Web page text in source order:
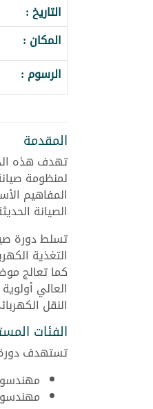
التاريخ :
المكان :
الرسوم :
المقدمة
تهدف هذه
لمنظومة
المفاهيم
الصيانة
تسلط دورة
التغذية
كما تعالج
العالي
النقل
الفئات
تستهدف دورة
مهندسو
مهندسو